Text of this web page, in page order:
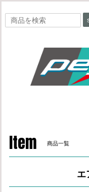
Item 商品一覧
エ